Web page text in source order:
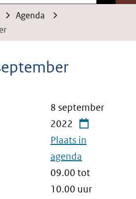
Agenda
8 september
2022
Plaats in
agenda
09.00 tot
10.00 uur